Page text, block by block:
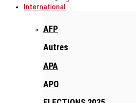
International
AFP
Autres
APA
APO